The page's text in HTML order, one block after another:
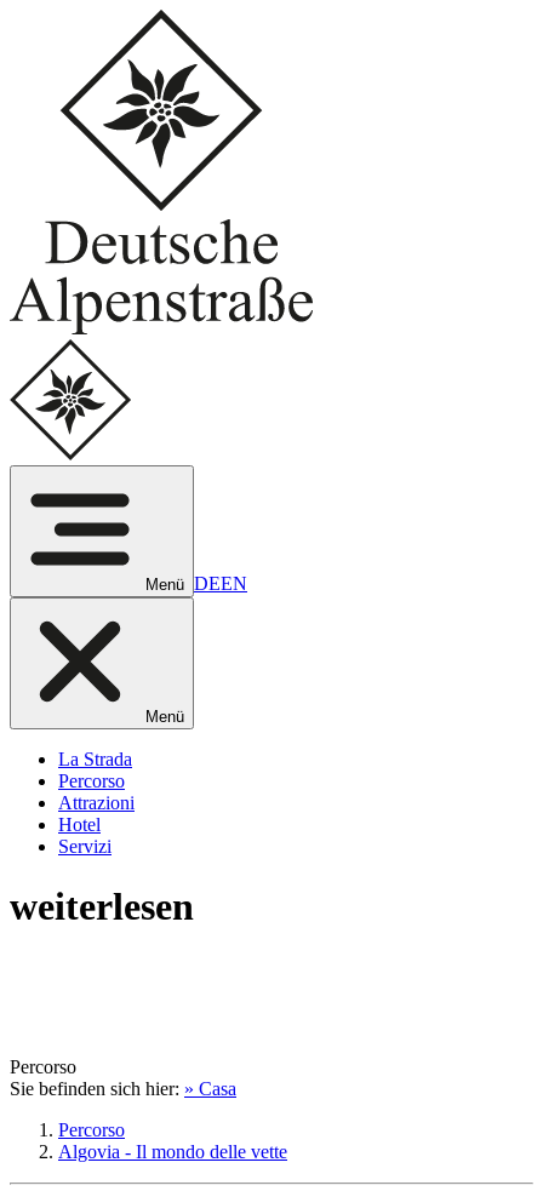
Menü DEEN
Menü
La Strada
Percorso
Attrazioni
Hotel
Servizi
weiterlesen
Percorso
Sie befinden sich hier: » Casa
Percorso
Algovia - Il mondo delle vette